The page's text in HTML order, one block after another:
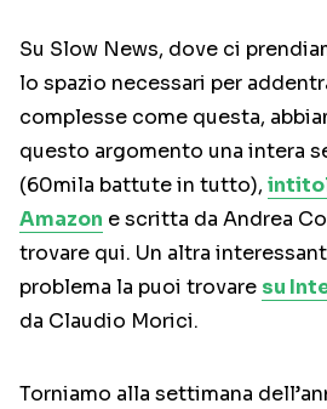
Su Slow News, dove ci
lo spazio necessari per
complesse come questa,
questo argomento una intera
(60mila battute in tutto),
Amazon e scritta da Andrea
trovare qui. Un altra
problema la puoi trovare su
da Claudio Morici.
Torniamo alla settimana